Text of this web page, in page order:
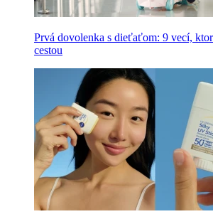
Prvá dovolenka s dieťaťom: 9 vecí,
cestou